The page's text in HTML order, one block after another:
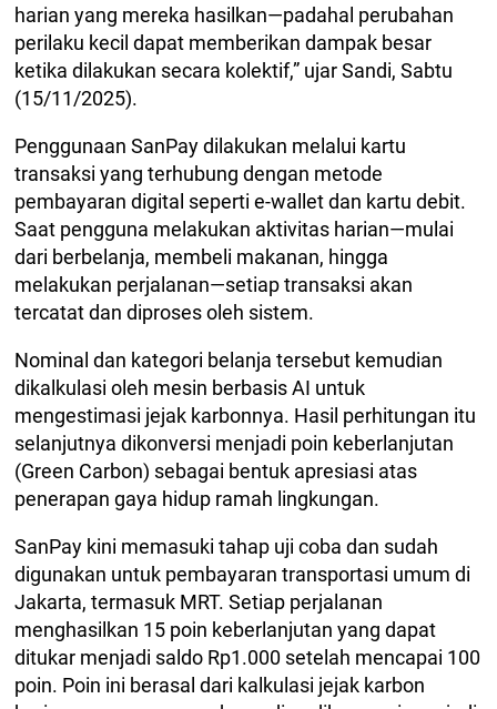
harian yang mereka hasilkan—padahal perubahan
perilaku kecil dapat memberikan dampak besar
ketika dilakukan secara kolektif,” ujar Sandi, Sabtu
(15/11/2025).
Penggunaan SanPay dilakukan melalui kartu
transaksi yang terhubung dengan metode
pembayaran digital seperti e-wallet dan kartu debit.
Saat pengguna melakukan aktivitas harian—mulai
dari berbelanja, membeli makanan, hingga
melakukan perjalanan—setiap transaksi akan
tercatat dan diproses oleh sistem.
Nominal dan kategori belanja tersebut kemudian
dikalkulasi oleh mesin berbasis AI untuk
mengestimasi jejak karbonnya. Hasil perhitungan itu
selanjutnya dikonversi menjadi poin keberlanjutan
(Green Carbon) sebagai bentuk apresiasi atas
penerapan gaya hidup ramah lingkungan.
SanPay kini memasuki tahap uji coba dan sudah
digunakan untuk pembayaran transportasi umum di
Jakarta, termasuk MRT. Setiap perjalanan
menghasilkan 15 poin keberlanjutan yang dapat
ditukar menjadi saldo Rp1.000 setelah mencapai 100
poin. Poin ini berasal dari kalkulasi jejak karbon